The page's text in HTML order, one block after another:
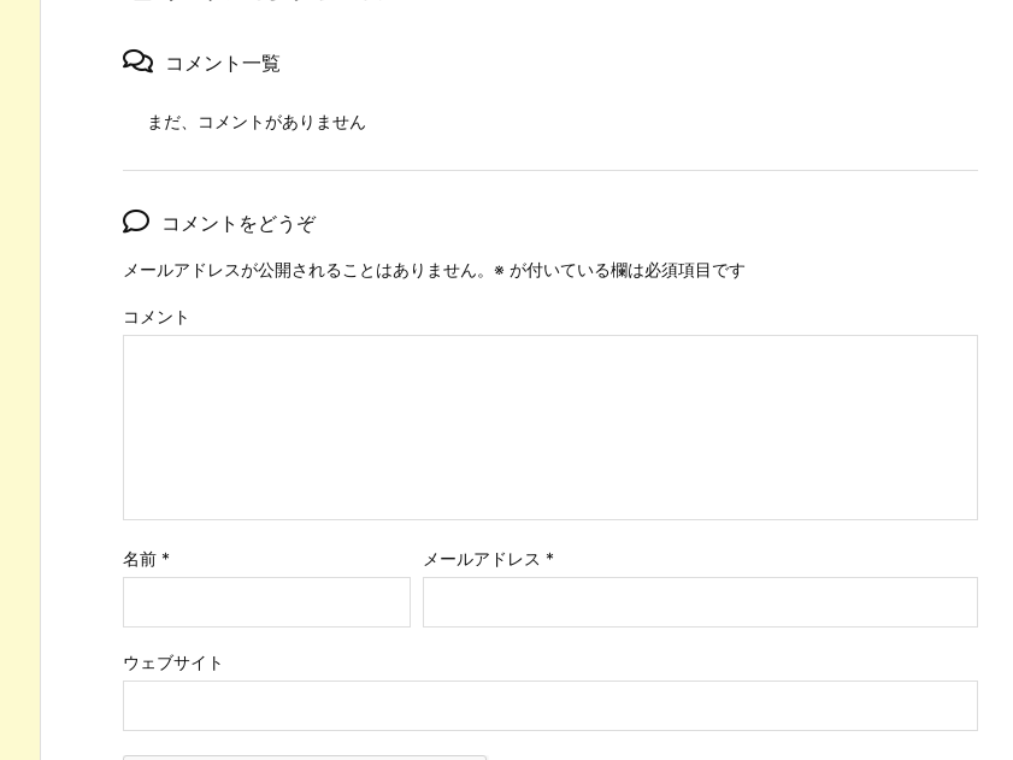
コメント一覧
まだ、コメントがありません
コメントをどうぞ
メールアドレスが公開されることはありません。 ※ が付いている欄は必須項目です
コメント
名前 * メールアドレス *
ウェブサイト